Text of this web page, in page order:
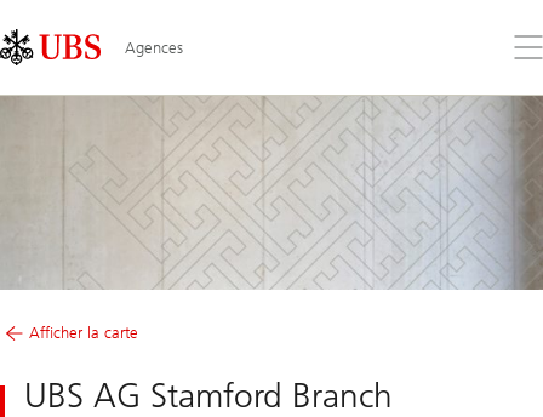
Links
Area
Agences
le
Afficher la carte
UBS AG Stamford Branch